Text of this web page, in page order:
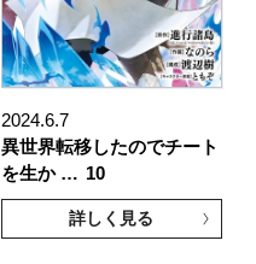
2024.6.7
異世界転移したのでチート
を生か … 10
詳しく見る